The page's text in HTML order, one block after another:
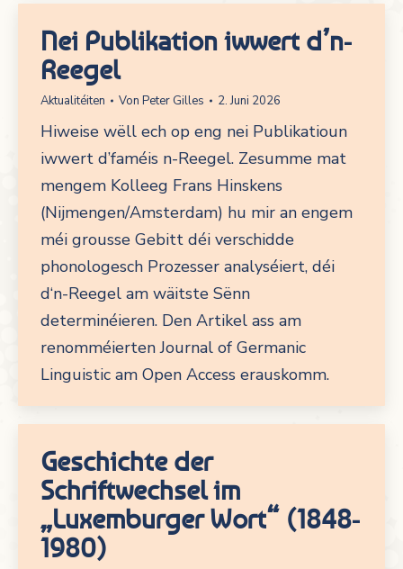
Nei Publikation iwwert d’n-
Reegel
Aktualitéiten Von Peter Gilles 2. Juni 2026
Hiweise wëll ech op eng nei Publikatioun
iwwert d’faméis n-Reegel. Zesumme mat
mengem Kolleeg Frans Hinskens
(Nijmengen/Amsterdam) hu mir an engem
méi grousse Gebitt déi verschidde
phonologesch Prozesser analyséiert, déi
d‘n-Reegel am wäitste Sënn
determinéieren. Den Artikel ass am
renomméierten Journal of Germanic
Linguistic am Open Access erauskomm.
Geschichte der
Schriftwechsel im
„Luxemburger Wort“ (1848-
1980)